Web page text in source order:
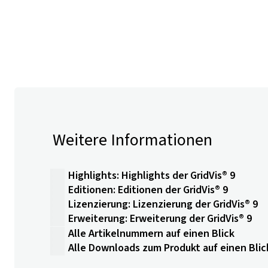
Weitere Informationen
Highlights: Highlights der GridVis® 9
Editionen: Editionen der GridVis® 9
Lizenzierung: Lizenzierung der GridVis® 9
Erweiterung: Erweiterung der GridVis® 9
Alle Artikelnummern auf einen Blick
Alle Downloads zum Produkt auf einen